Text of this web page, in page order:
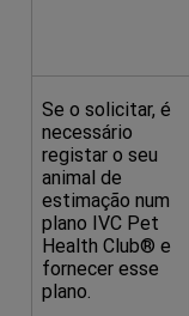
Se o solicitar, é
necessário
registar o seu
animal de
estimação num
plano IVC Pet
Health Club® e
fornecer esse
plano.